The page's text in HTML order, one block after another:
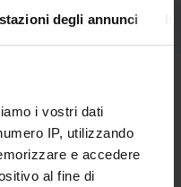
degli annunci
i vostri dati
IP, utilizzando
e accedere
al fine di